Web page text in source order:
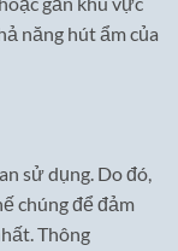
năng hút ẩm của
sử dụng. Do đó,
chúng để đảm
Thông